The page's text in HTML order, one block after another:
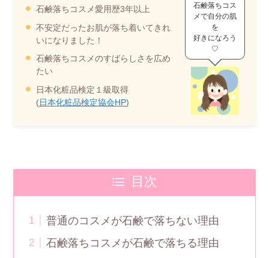
石鹸落ちコスメ愛用歴3年以上
不安定だったお肌が落ち着いてきれ
いになりました！
石鹸落ちコスメのすばらしさを広め
たい
日本化粧品検定１級取得
(日本化粧品検定協会HP)
石鹸落ちコス
メで自分の肌
を
好きになろう
♡
目次
普通のコスメが石鹸で落ちない理由
石鹸落ちコスメが石鹸で落ちる理由